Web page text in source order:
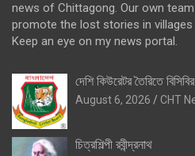
news of Chittagong. Our own
promote the lost stories in
Keep an eye on my news portal.
দেশি কিউরেটর তৈরিতে
August 6, 2026 CHT
চিত্রশিল্পী রবীন্দ্রনাথ